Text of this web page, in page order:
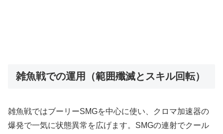
雑魚戦での運用（範囲殲滅とスキル回転）
雑魚戦ではブーリーSMGを中心に使い、クロマ加速器の
爆発で一気に状態異常を広げます。SMGの連射でクール